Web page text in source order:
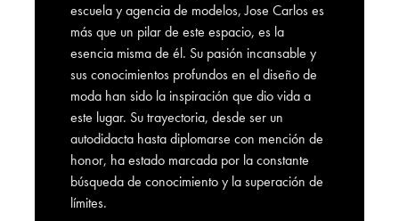
escuela y agencia de modelos, Jose Carlos es
más que un pilar de este espacio, es la
esencia misma de él. Su pasión incansable y
sus conocimientos profundos en el diseño de
moda han sido la inspiración que dio vida a
este lugar. Su trayectoria, desde ser un
autodidacta hasta diplomarse con mención de
honor, ha estado marcada por la constante
búsqueda de conocimiento y la superación de
límites.